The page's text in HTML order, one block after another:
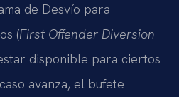
de Desvío para
(First Offender Diversion
disponible para ciertos
avanza, el bufete